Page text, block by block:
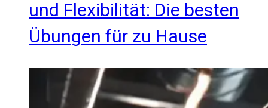
und Flexibilität: Die besten
Übungen für zu Hause